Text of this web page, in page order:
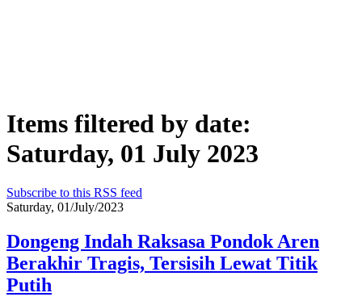
Items filtered by date:
Saturday, 01 July 2023
Subscribe to this RSS feed
Saturday, 01/July/2023
Dongeng Indah Raksasa Pondok Aren
Berakhir Tragis, Tersisih Lewat Titik
Putih